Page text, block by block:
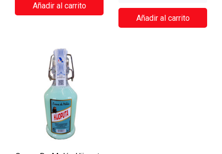
Añadir al carrito
Añadir al carrito